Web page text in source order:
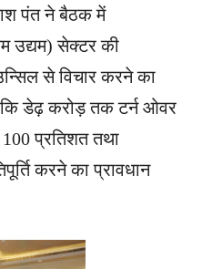
पंत ने बैठक में
उद्यम) सेक्टर की
से विचार करने का
कि डेढ़ करोड़ तक टर्न ओवर
100 प्रतिशत तथा
करने का प्रावधान